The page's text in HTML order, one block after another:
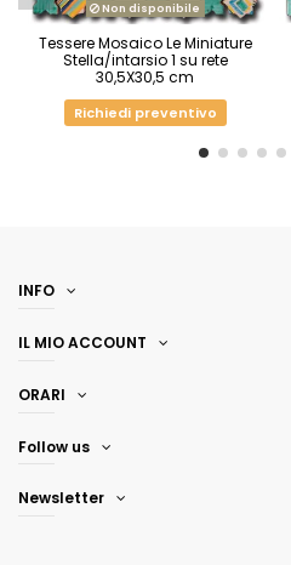
Non disponibile
Tessere Mosaico Le Miniature
Stella/intarsio 1 su rete
30,5X30,5 cm
Richiedi preventivo
INFO
IL MIO ACCOUNT
ORARI
Follow us
Newsletter